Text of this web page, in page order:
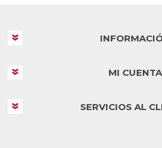
MI CUENTA
SERVICIOS AL